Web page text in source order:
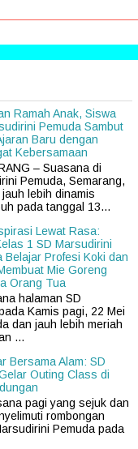
Ramah Anak, Siswa
Pemuda Sambut
Baru dengan
Kebersamaan
– Suasana di
Pemuda, Semarang,
lebih dinamis
pada tanggal 13...
Lewat Rasa:
1 SD Marsudirini
Belajar Profesi Koki dan
Mie Goreng
Orang Tua
halaman SD
Kamis pagi, 22 Mei
dan jauh lebih meriah
...
Bersama Alam: SD
Outing Class di
pagi yang sejuk dan
rombongan
Pemuda pada